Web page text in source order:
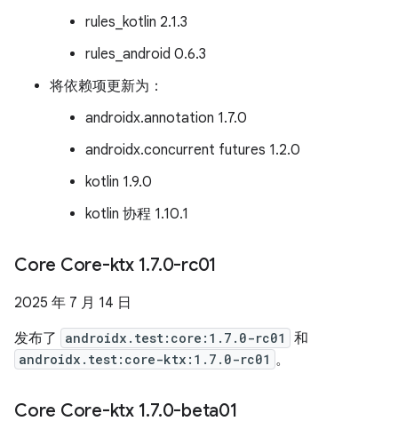
rules_kotlin 2.1.3
rules_android 0.6.3
将依赖项更新为：
androidx.annotation 1.7.0
androidx.concurrent futures 1.2.0
kotlin 1.9.0
kotlin 协程 1.10.1
Core Core-ktx 1.7.0-rc01
2025 年 7 月 14 日
发布了
androidx.test:core:1.7.0-rc01 和
androidx.test:core-ktx:1.7.0-rc01 。
Core Core-ktx 1.7.0-beta01